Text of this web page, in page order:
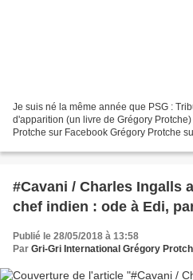
Je suis né la même année que PSG :
d'apparition (un livre de Grégory
Protche sur Facebook Grégory Protche
#Cavani / Charles Ingalls
chef indien : ode à Edi,
Publié le 28/05/2018 à 13:58
Par Gri-Gri International Grégory